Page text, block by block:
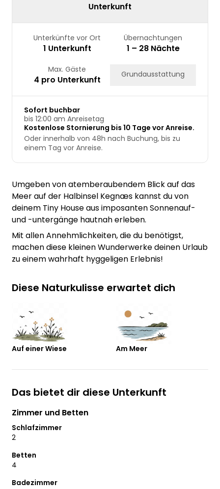
Unterkunft
Unterkünfte vor Ort
1 Unterkunft
Übernachtungen
1 – 28 Nächte
Max. Gäste
4 pro Unterkunft Grundausstattung
Sofort buchbar
bis 12:00 am Anreisetag
Kostenlose Stornierung bis 10 Tage vor Anreise.
Oder innerhalb von 48h nach Buchung, bis zu
einem Tag vor Anreise.
Umgeben von atemberaubendem Blick auf das
Meer auf der Halbinsel Kegnæs kannst du von
deinem Tiny House aus imposanten Sonnenauf-
und -untergänge hautnah erleben.
Mit allen Annehmlichkeiten, die du benötigst,
machen diese kleinen Wunderwerke deinen Urlaub
zu einem wahrhaft hyggeligen Erlebnis!
Diese Naturkulisse erwartet dich
Auf einer Wiese Am Meer
Das bietet dir diese Unterkunft
Zimmer und Betten
Schlafzimmer
2
Betten
4
Badezimmer